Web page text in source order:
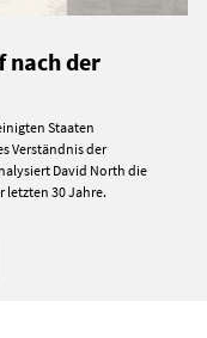
nach der
Staaten
Verständnis der
David North die
30 Jahre.